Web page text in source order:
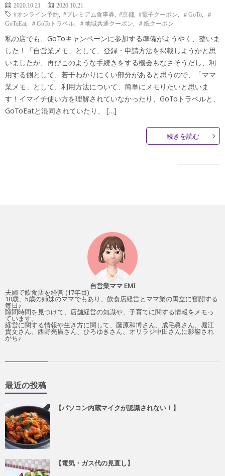
2020.10.21
2020.10.21
#オンライン予約
#プレミアム食事券 #京都 #電子クーポン ＃GoTo
＃
GoToEat
＃GoToトラベル ＃地域共通クーポン ＃紙クーポン
私の店でも、GoToキャンペーンに参加する準備がようやく、整いま
した！「自営業メモ」として、登録・申請方法を掲載しようかと思
いましたが、再びこのような手続きをする機会もなさそうだし、利
用する側として、若干わかりにくい部分があると思うので、「ママ
業メモ」として、利用方法について、簡単にメモりたいと思いま
す！イマイチ使い方を理解されていなかったり、GoToトラベルと、
GoToEatと混同されていたり、 […]
続きを読む
自営業ママ EMI
夫婦で飲食店を経営 (17年目)
10歳、5歳の姉妹のママでもあり、飲食店経営とママ業の両立に奮闘する
毎日♪
隙間時間を見つけて、店舗経営の知識や、子育てに関する情報をメモっ
ています。
経営に関する情報や生き方に関して、藤原和博さん、成毛眞さん、堀江
貴文さん、西野亮廣さん、ひろゆきさん、オリラジ中田さんに影響され
がち♪
最近の投稿
【パソコン内蔵マイクが認識されない！】
【電気・ガス代の見直し】